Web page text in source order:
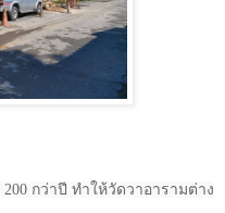
200 กว่าปี ทำให้วัดวาอารามต่าง